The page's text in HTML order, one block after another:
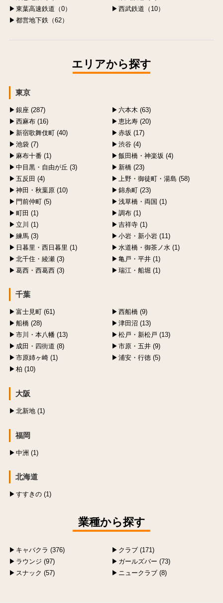
東葉高速鉄道（0）
西武鉄道（10）
都営地下鉄（62）
エリアから探す
東京
銀座 (287)
六本木 (63)
西麻布 (16)
恵比寿 (20)
新宿歌舞伎町 (40)
赤坂 (17)
池袋 (7)
渋谷 (4)
麻布十番 (1)
飯田橋・神楽坂 (4)
中目黒・自由が丘 (3)
新橋 (23)
五反田 (4)
上野・御徒町・湯島 (58)
神田・秋葉原 (10)
錦糸町 (23)
門前仲町 (5)
浅草橋・両国 (1)
町田 (1)
調布 (1)
立川 (1)
吉祥寺 (1)
練馬 (3)
小岩・新小岩 (11)
日暮里・西日暮里 (1)
水道橋・御茶ノ水 (1)
北千住・綾瀬 (3)
亀戸・平井 (1)
葛西・西葛西 (3)
瑞江・船堀 (1)
千葉
富士見町 (61)
西船橋 (9)
船橋 (28)
津田沼 (13)
市川・本八幡 (13)
松戸・新松戸 (13)
成田・四街道 (8)
市原・五井 (9)
市原姉ヶ崎 (1)
浦安・行徳 (5)
柏 (10)
大阪
北新地 (1)
福岡
中洲 (1)
北海道
すすきの (1)
業種から探す
キャバクラ (376)
クラブ (171)
ラウンジ (97)
ガールズバー (73)
スナック (57)
ニュークラブ (8)